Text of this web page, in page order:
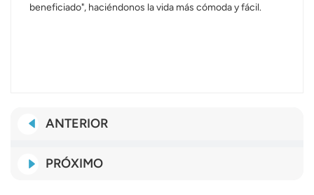
beneficiado", haciéndonos la vida más cómoda y fácil.
ANTERIOR
PRÓXIMO